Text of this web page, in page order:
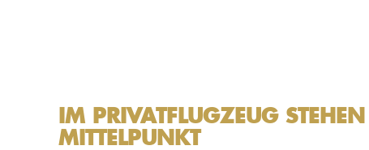
IM PRIVATFLUGZEUG
MITTELPUNKT​